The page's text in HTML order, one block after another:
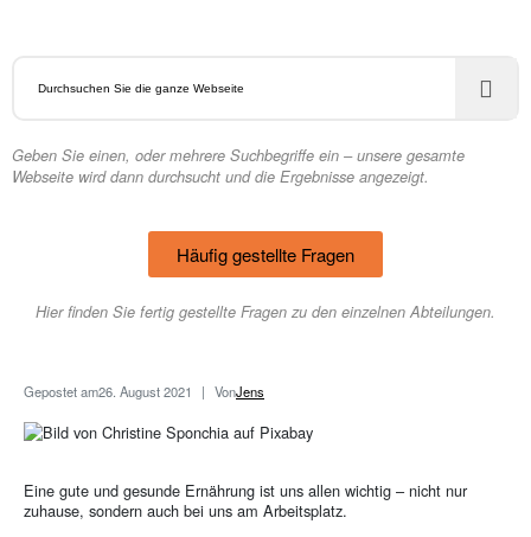
Geben Sie einen, oder mehrere Suchbegriffe ein – unsere gesamte
Webseite wird dann durchsucht und die Ergebnisse angezeigt.
Häufig gestellte Fragen
Hier finden Sie fertig gestellte Fragen zu den einzelnen Abteilungen.
Gepostet am26. August 2021 VonJens
Eine gute und gesunde Ernährung ist uns allen wichtig – nicht nur
zuhause, sondern auch bei uns am Arbeitsplatz.